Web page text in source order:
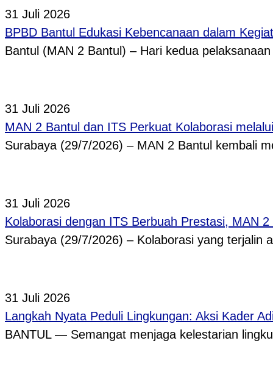
31 Juli 2026
BPBD Bantul Edukasi Kebencanaan dalam
Bantul (MAN 2 Bantul) – Hari kedua
31 Juli 2026
MAN 2 Bantul dan ITS Perkuat Kolaborasi
Surabaya (29/7/2026) – MAN 2 Bantul kembali
31 Juli 2026
Kolaborasi dengan ITS Berbuah Prestasi, MAN
Surabaya (29/7/2026) – Kolaborasi yang terjalin
31 Juli 2026
Langkah Nyata Peduli Lingkungan: Aksi Kader
BANTUL — Semangat menjaga kelestarian